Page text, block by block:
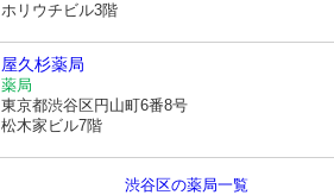
ホリウチビル3階
屋久杉薬局
薬局
東京都渋谷区円山町6番8号
松木家ビル7階
渋谷区の薬局一覧